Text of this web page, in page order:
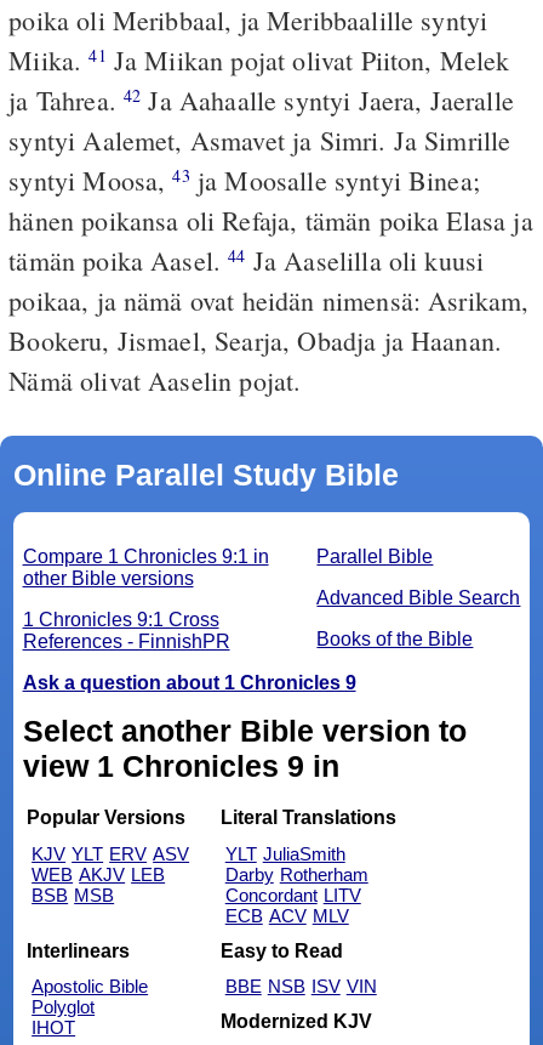
poika oli Meribbaal, ja Meribbaalille syntyi
Miika.41 Ja Miikan pojat olivat Piiton, Melek
ja Tahrea. 42 Ja Aahaalle syntyi Jaera, Jaeralle
syntyi Aalemet, Asmavet ja Simri. Ja Simrille
syntyi Moosa,43 ja Moosalle syntyi Binea;
hänen poikansa oli Refaja, tämän poika Elasa ja
tämän poika Aasel.44 Ja Aaselilla oli kuusi
poikaa, ja nämä ovat heidän nimensä: Asrikam,
Bookeru, Jismael, Searja, Obadja ja Haanan.
Nämä olivat Aaselin pojat.
Online Parallel Study Bible
Parallel Bible
Advanced Bible Search
Books of the Bible
Compare 1 Chronicles 9:1 in
other Bible versions
1 Chronicles 9:1 Cross
References - FinnishPR
Ask a question about 1 Chronicles 9
Select another Bible version to
view 1 Chronicles 9 in
Popular Versions
KJV YLT ERV ASV
WEB AKJV LEB
BSB MSB
Literal Translations
YLT JuliaSmith
Darby Rotherham
Concordant LITV
ECB ACV MLV
Interlinears
Apostolic Bible
Polyglot
IHOT
Easy to Read
BBE NSB ISV VIN
Modernized KJV